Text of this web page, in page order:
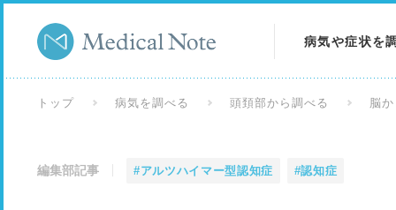
病気や症状を
検査を調べる
トップ 病気を調べる 頭頚部から調べる 脳
編集部記事 #アルツハイマー型認知症 #認知症